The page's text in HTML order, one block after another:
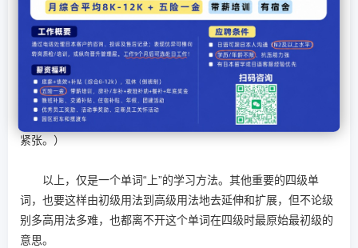
不是就停了）
·上がる：紧张。例句：上司の前で発表するとき、たいへん
あがった。
在领导面前说话，非常紧张。（血，都上到脸上了。是不是
紧张。）
以上，仅是一个单词“上”的学习方法。其他重要的四级单
词，也要这样由初级用法到高级用法地去延伸和扩展，但不论级
别多高用法多难，也都离不开这个单词在四级时最原始最初级的
意思。